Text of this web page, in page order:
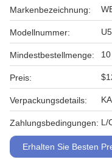
Markenbezeichnung:
Modellnummer:
Mindestbestellmenge: 10
Preis:
Verpackungsdetails:
Zahlungsbedingungen: L/
Erhalten Sie Besten